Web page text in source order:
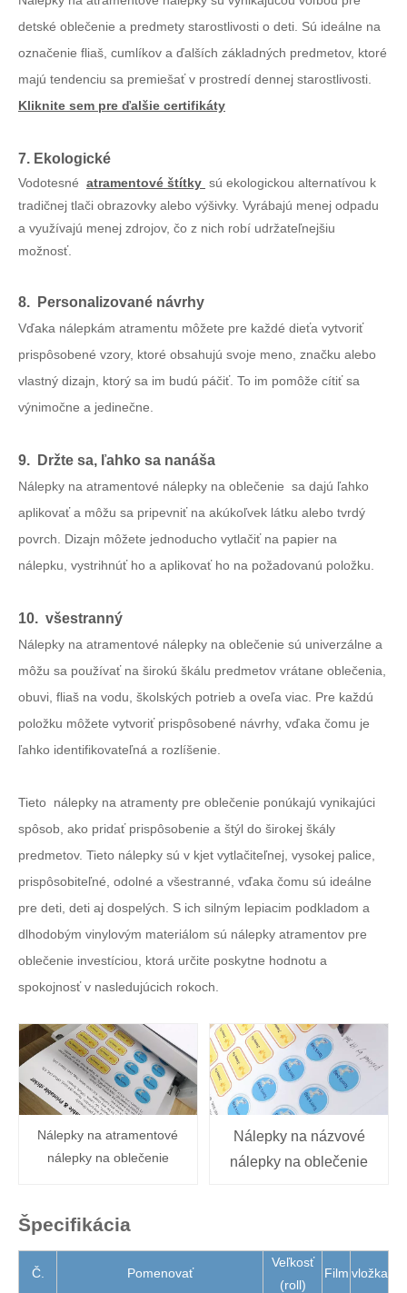
detské oblečenie a predmety starostlivosti o deti. Sú ideálne na
označenie fliaš, cumlíkov a ďalších základných predmetov, ktoré
majú tendenciu sa premiešať v prostredí dennej starostlivosti.
Kliknite sem pre ďalšie certifikáty
7. Ekologické
Vodotesné atramentové štítky sú ekologickou alternatívou k
tradičnej tlači obrazovky alebo výšivky. Vyrábajú menej odpadu
a využívajú menej zdrojov, čo z nich robí udržateľnejšiu
možnosť.
8. Personalizované návrhy
Vďaka nálepkám atramentu môžete pre každé dieťa vytvoriť
prispôsobené vzory, ktoré obsahujú svoje meno, značku alebo
vlastný dizajn, ktorý sa im budú páčiť. To im pomôže cítiť sa
výnimočne a jedinečne.
9. Držte sa, ľahko sa nanáša
Nálepky na atramentové nálepky na oblečenie sa dajú ľahko
aplikovať a môžu sa pripevniť na akúkoľvek látku alebo tvrdý
povrch. Dizajn môžete jednoducho vytlačiť na papier na
nálepku, vystrihnúť ho a aplikovať ho na požadovanú položku.
10. všestranný
Nálepky na atramentové nálepky na oblečenie sú univerzálne a
môžu sa používať na širokú škálu predmetov vrátane oblečenia,
obuvi, fliaš na vodu, školských potrieb a oveľa viac. Pre každú
položku môžete vytvoriť prispôsobené návrhy, vďaka čomu je
ľahko identifikovateľná a rozlíšenie.
Tieto nálepky na atramenty pre oblečenie ponúkajú vynikajúci
spôsob, ako pridať prispôsobenie a štýl do širokej škály
predmetov. Tieto nálepky sú v kjet vytlačiteľnej, vysokej palice,
prispôsobiteľné, odolné a všestranné, vďaka čomu sú ideálne
pre deti, deti aj dospelých. S ich silným lepiacim podkladom a
dlhodobým vinylovým materiálom sú nálepky atramentov pre
oblečenie investíciou, ktorá určite poskytne hodnotu a
spokojnosť v nasledujúcich rokoch.
Nálepky na atramentové
nálepky na oblečenie
Nálepky na názvové
nálepky na oblečenie
Špecifikácia
Č. Pomenovať
Veľkosť
(roll)
Film vložka